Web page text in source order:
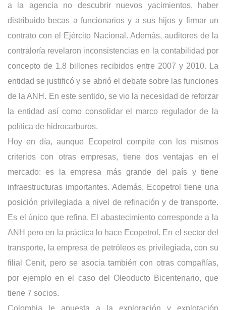
a la agencia no descubrir nuevos yacimientos, haber
distribuido becas a funcionarios y a sus hijos y firmar un
contrato con el Ejército Nacional. Además, auditores de la
contraloría revelaron inconsistencias en la contabilidad por
concepto de 1.8 billones recibidos entre 2007 y 2010. La
entidad se justificó y se abrió el debate sobre las funciones
de la ANH. En este sentido, se vio la necesidad de reforzar
la entidad así como consolidar el marco regulador de la
política de hidrocarburos.
Hoy en día, aunque Ecopetrol compite con los mismos
criterios con otras empresas, tiene dos ventajas en el
mercado: es la empresa más grande del país y tiene
infraestructuras importantes. Además, Ecopetrol tiene una
posición privilegiada a nivel de refinación y de transporte.
Es el único que refina. El abastecimiento corresponde a la
ANH pero en la práctica lo hace Ecopetrol. En el sector del
transporte, la empresa de petróleos es privilegiada, con su
filial Cenit, pero se asocia también con otras compañías,
por ejemplo en el caso del Oleoducto Bicentenario, que
tiene 7 socios.
Colombia le apuesta a la exploración y explotación